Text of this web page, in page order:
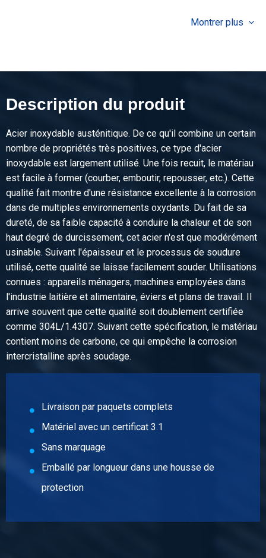
N° d'article
Description
Inox 1.4301(304) tube carré soudé HF 16x16x1 miroir polie
Poids des pièces en kg
2,88
Prix brut
Sélectionner
N° d'article
2460-0411-20201
Description
Inox 1.4301(304) tube carré soudé HF 20x20x1 miroir polie
Poids des pièces en kg
3,648
Prix brut
Sélectionner
N° d'article
2460-0411-25251
Poids des pièces en kg
Sélectionner
Montrer plus
Description du produit
Acier inoxydable austénitique. De ce qu'il combine un certain
nombre de propriétés très positives, ce type d'acier
inoxydable est largement utilisé. Une fois recuit, le matériau
est facile à former (courber, emboutir, repousser, etc.). Cette
qualité fait montre d'une résistance excellente à la corrosion
dans de multiples environnements oxydants. Du fait de sa
dureté, de sa faible capacité à conduire la chaleur et de son
haut degré de durcissement, cet acier n'est que modérément
usinable. Suivant l'épaisseur et le processus de soudure
utilisé, cette qualité se laisse facilement souder. Utilisations
connues : appareils ménagers, machines employées dans
l'industrie laitière et alimentaire, éviers et plans de travail. Il
arrive souvent que cette qualité soit doublement certifiée
comme 304L/1.4307. Suivant cette spécification, le matériau
contient moins de carbone, ce qui empêche la corrosion
intercristalline après soudage.
Livraison par paquets complets
Matériel avec un certificat 3.1
Sans marquage
Emballé par longueur dans une housse de
protection